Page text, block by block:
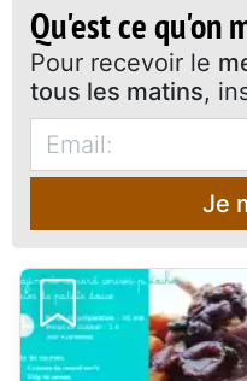
Qu'est ce qu'on
Pour recevoir le
tous les matins,
Je